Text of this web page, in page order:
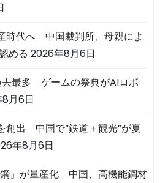
時代へ 中国裁判所、母親によ
める 2026年8月6日
最多 ゲームの祭典がAIロボ
月6日
創出 中国で“鉄道＋観光”が夏
年8月6日
」が量産化 中国、高機能鋼材